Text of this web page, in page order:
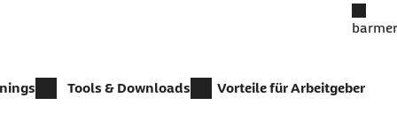
Tools & Downloads Vorteile für Arbeitgeber